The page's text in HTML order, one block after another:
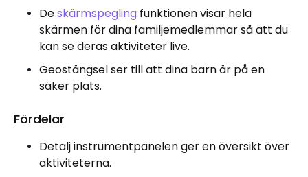
Deskärmspegling funktionen visar hela
skärmen för dina familjemedlemmar så att du
kan se deras aktiviteter live.
Geostängsel ser till att dina barn är på en
säker plats.
Fördelar
Detalj instrumentpanelen ger en översikt över
aktiviteterna.